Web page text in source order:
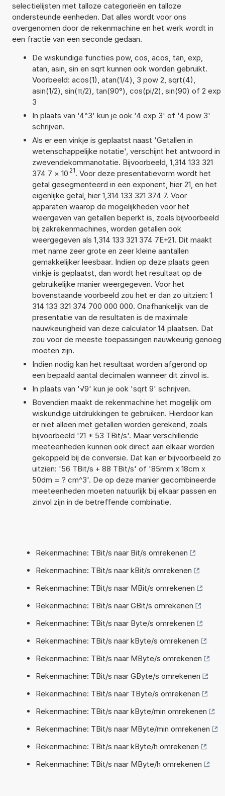
selectielijsten met talloze categorieën en talloze
ondersteunde eenheden. Dat alles wordt voor ons
overgenomen door de rekenmachine en het werk wordt in
een fractie van een seconde gedaan.
De wiskundige functies pow, cos, acos, tan, exp,
atan, asin, sin en sqrt kunnen ook worden gebruikt.
Voorbeeld: acos(1), atan(1/4), 3 pow 2, sqrt(4),
asin(1/2), sin(π/2), tan(90°), cos(pi/2), sin(90) of 2 exp
3
In plaats van '4^3' kun je ook '4 exp 3' of '4 pow 3'
schrijven.
Als er een vinkje is geplaatst naast 'Getallen in
wetenschappelijke notatie', verschijnt het antwoord in
zwevendekommanotatie. Bijvoorbeeld, 1,314 133 321
374 7 × 10 21. Voor deze presentatievorm wordt het
getal gesegmenteerd in een exponent, hier 21, en het
eigenlijke getal, hier 1,314 133 321 374 7. Voor
apparaten waarop de mogelijkheden voor het
weergeven van getallen beperkt is, zoals bijvoorbeeld
bij zakrekenmachines, worden getallen ook
weergegeven als 1,314 133 321 374 7E+21. Dit maakt
met name zeer grote en zeer kleine aantallen
gemakkelijker leesbaar. Indien op deze plaats geen
vinkje is geplaatst, dan wordt het resultaat op de
gebruikelijke manier weergegeven. Voor het
bovenstaande voorbeeld zou het er dan zo uitzien: 1
314 133 321 374 700 000 000. Onafhankelijk van de
presentatie van de resultaten is de maximale
nauwkeurigheid van deze calculator 14 plaatsen. Dat
zou voor de meeste toepassingen nauwkeurig genoeg
moeten zijn.
Indien nodig kan het resultaat worden afgerond op
een bepaald aantal decimalen wanneer dit zinvol is.
In plaats van '√9' kun je ook 'sqrt 9' schrijven.
Bovendien maakt de rekenmachine het mogelijk om
wiskundige uitdrukkingen te gebruiken. Hierdoor kan
er niet alleen met getallen worden gerekend, zoals
bijvoorbeeld '21 * 53 TBit/s'. Maar verschillende
meeteenheden kunnen ook direct aan elkaar worden
gekoppeld bij de conversie. Dat kan er bijvoorbeeld zo
uitzien: '56 TBit/s + 88 TBit/s' of '85mm x 18cm x
50dm = ? cm^3'. De op deze manier gecombineerde
meeteenheden moeten natuurlijk bij elkaar passen en
zinvol zijn in de betreffende combinatie.
Rekenmachine: TBit/s naar Bit/s omrekenen
Rekenmachine: TBit/s naar kBit/s omrekenen
Rekenmachine: TBit/s naar MBit/s omrekenen
Rekenmachine: TBit/s naar GBit/s omrekenen
Rekenmachine: TBit/s naar Byte/s omrekenen
Rekenmachine: TBit/s naar kByte/s omrekenen
Rekenmachine: TBit/s naar MByte/s omrekenen
Rekenmachine: TBit/s naar GByte/s omrekenen
Rekenmachine: TBit/s naar TByte/s omrekenen
Rekenmachine: TBit/s naar kByte/min omrekenen
Rekenmachine: TBit/s naar MByte/min omrekenen
Rekenmachine: TBit/s naar kByte/h omrekenen
Rekenmachine: TBit/s naar MByte/h omrekenen